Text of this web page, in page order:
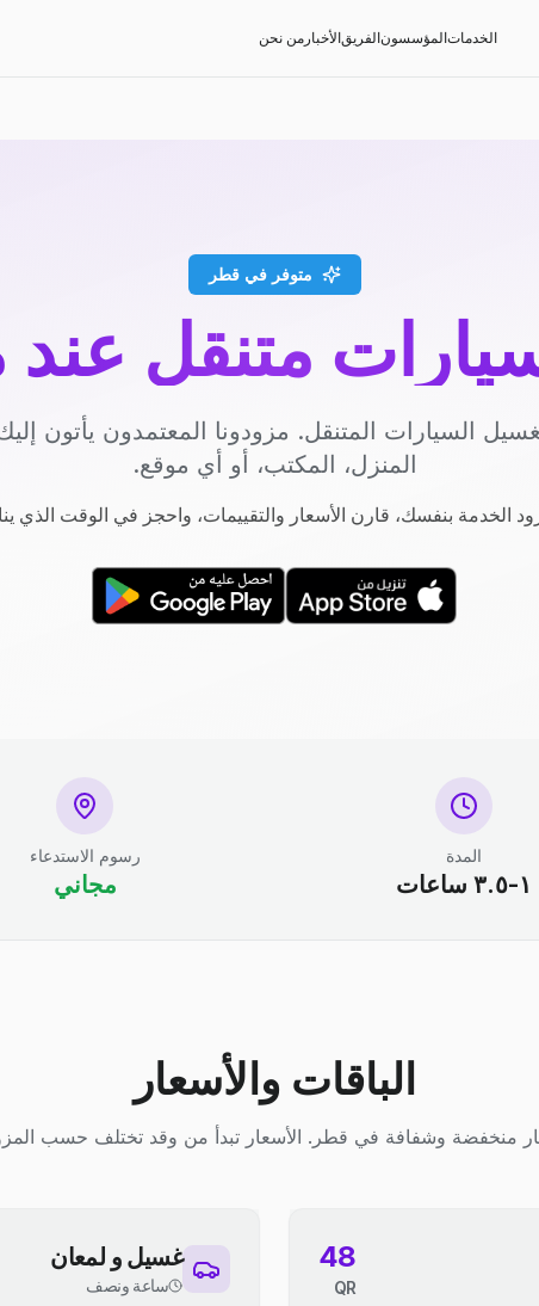
الخدماتالمؤسسونالفريقالأخبار من نحن
متوفر في قطر
متنقل
السيارات المتنقل. مزودونا المعتمدون يأتون
المنزل، المكتب، أو أي موقع.
الخدمة بنفسك، قارن الأسعار والتقييمات، واحجز في الوقت الذي
المدة
١-٣.٥ ساعات
رسوم الاستدعاء
مجاني
الباقات والأسعار
منخفضة وشفافة في قطر. الأسعار تبدأ من وقد تختلف حسب
48
QR
غسيل و لمعان
ساعة ونصف